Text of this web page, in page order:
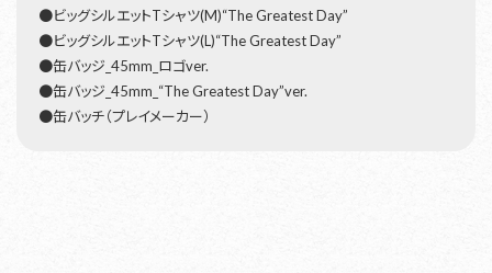
●ビッグシルエットTシャツ(M)“The Greatest Day”
●ビッグシルエットTシャツ(L)“The Greatest Day”
●缶バッジ_45mm_ロゴver.
●缶バッジ_45mm_“The Greatest Day”ver.
●缶バッチ（プレイメーカー）